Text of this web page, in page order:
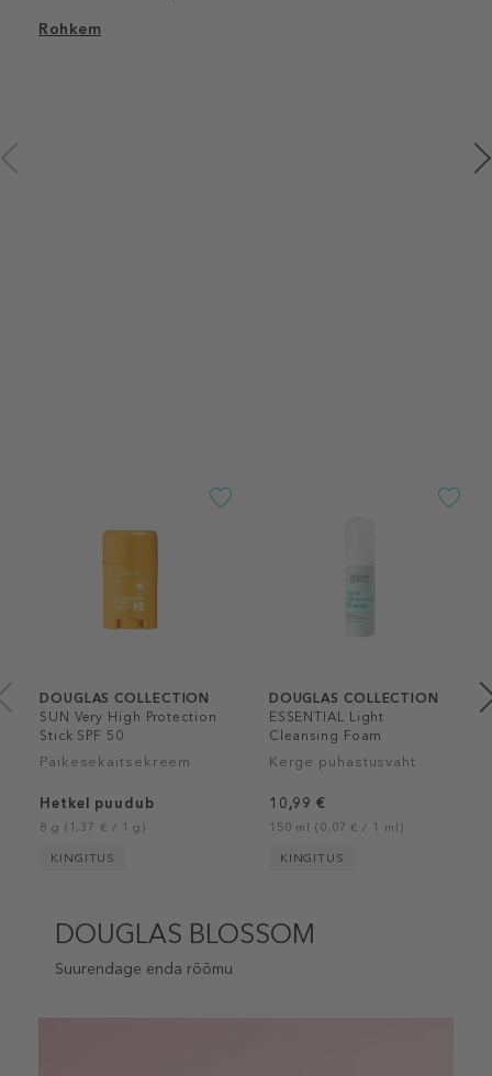
Rohkem
DOUGLAS COLLECTION
SUN Very High Protection
Stick SPF 50
Päikesekaitsekreem
Hetkel puudub
8 g (1,37 € / 1 g)
KINGITUS
DOUGLAS COLLECTION
ESSENTIAL Light
Cleansing Foam
Kerge puhastusvaht
10,99 €
150 ml (0,07 € / 1 ml)
KINGITUS
DOUGLAS BLOSSOM
Suurendage enda rõõmu